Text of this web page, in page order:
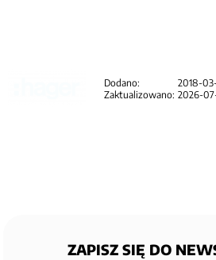
Dodano:
2018-
Zaktualizowano: 2026-
ZAPISZ SIĘ DO